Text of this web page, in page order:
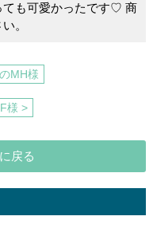
ても可愛かったです♡ 商
。
MH様
様 >
戻る